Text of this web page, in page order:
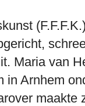
Maria van
in Arnhem
maakte